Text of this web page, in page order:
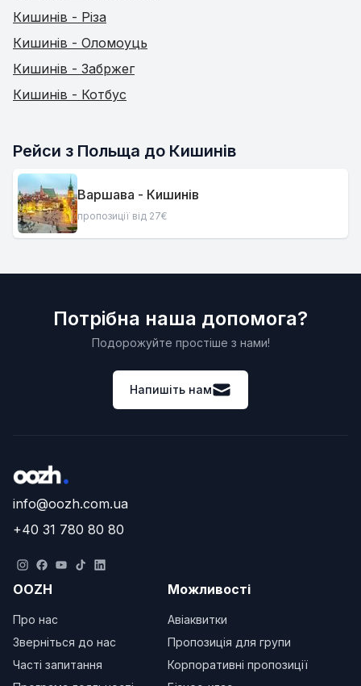
Кишинів - Різа
Кишинів - Оломоуць
Кишинів - Забржег
Кишинів - Котбус
Рейси з Польща до Кишинів
Варшава - Кишинів
пропозиції від 27€
Потрібна наша допомога?
Подорожуйте простіше з нами!
Напишіть нам
info@oozh.com.ua
+40 31 780 80 80
OOZH
Про нас
Зверніться до нас
Часті запитання
Можливості
Авіаквитки
Пропозиція для групи
Корпоративні пропозиції